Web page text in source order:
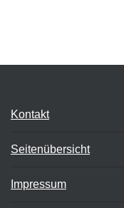
Kontakt
Seitenübersicht
Impressum